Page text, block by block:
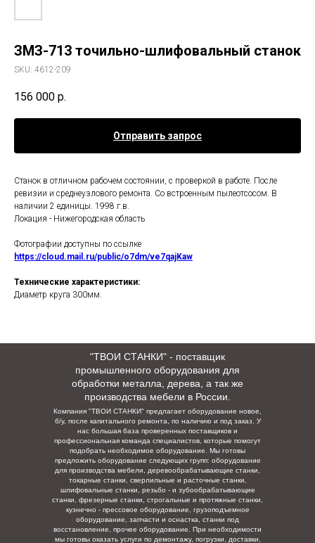
ЗМЗ-713 точильно-шлифовальный станок
SKU: 4612-209
156 000 р.
Отправить запрос
Станок в отличном рабочем состоянии, с проверкой в работе. После
ревизии и среднеузлового ремонта. Со встроенным пылеотсосом. В
наличии 2 единицы. 1998 г.в.
Локация - Нижегородская область
Фотографии доступны по ссылке
https://cloud.mail.ru/public/o7dm/ve7qajKaw
Технические характеристики:
Диаметр круга 300мм.
"ТВОИ СТАНКИ" - поставщик
промышленного оборудования для
обработки металла, дерева, а так же
производства мебели в России.
Компания "ТВОИ СТАНКИ" предлагает оборудование новое,
б/у, после капитального ремонта, по наличию и под заказ. У
нас большая база проверенных поставщиков и
профессиональная команда специалистов, которые помогут
подобрать необходимое оборудование. Мы готовы
предложить оборудование следующих групп: оборудование
для производства мебели, деревообрабатывающие станки,
токарные станки, сверлильные и расточные станки,
шлифовальные станки, резьбо - и зубообрабатывающие
станки, фрезерные станки, строгальные и протяжные станки,
кузнечно - прессовое оборудование, грузоподъемное
оборудование, запчасти и оснастка, станки под
восстановление, прочее оборудование. При необходимости
мы готовы оказать услуги по демонтажу, погрузки, доставки,